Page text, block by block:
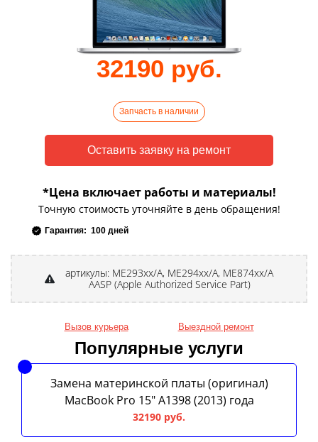
32190 руб.
Запчасть в наличии
*Цена включает работы и материалы!
Точную стоимость уточняйте в день обращения!
Гарантия: 100 дней
артикулы: ME293xx/A, ME294xx/A, ME874xx/A
AASP (Apple Authorized Service Part)
Вызов курьера Выездной ремонт
Популярные услуги
Замена материнской платы (оригинал)
MacBook Pro 15" A1398 (2013) года
32190 руб.